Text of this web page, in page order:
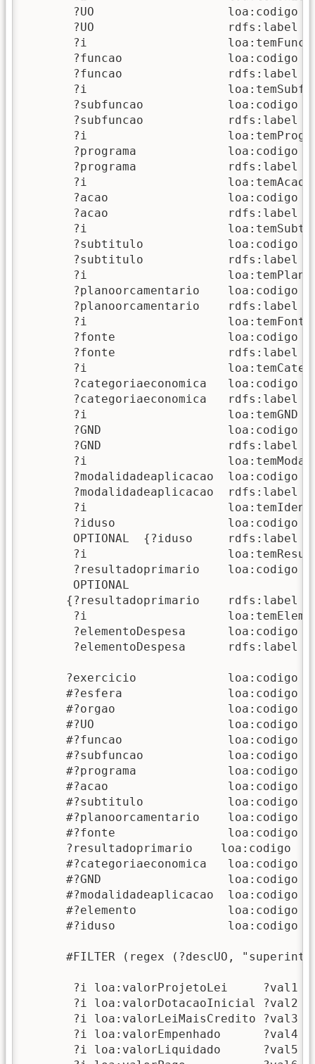
?UO                   loa:codigo
?UO                   rdfs:label
?i
?funcao               loa:codigo
?funcao               rdfs:label
?i
?subfuncao            loa:codigo
?subfuncao            rdfs:label
?i
?programa             loa:codigo
?programa             rdfs:label
?i                    loa:temAcao
?acao                 loa:codigo
?acao                 rdfs:label
?i
?subtitulo            loa:codigo
?subtitulo            rdfs:label
?i
?planoorcamentario    loa:codigo
?planoorcamentario    rdfs:label
?i
?fonte                loa:codigo
?fonte                rdfs:label
?i
?categoriaeconomica   loa:codigo
?categoriaeconomica   rdfs:label
?i                    loa:temGND
?GND                  loa:codigo
?GND                  rdfs:label
?i
?modalidadeaplicacao  loa:codigo
?modalidadeaplicacao  rdfs:label
?i
?iduso                loa:codigo
OPTIONAL  {?iduso     rdfs:label
?i
?resultadoprimario    loa:codigo
       OPTIONAL
{?resultadoprimario    rdfs:label
?i
?elementoDespesa      loa:codigo
?elementoDespesa      rdfs:label
?exercicio             loa:codigo
#?esfera               loa:codigo
#?orgao                loa:codigo
#?UO                   loa:codigo
#?funcao               loa:codigo
#?subfuncao            loa:codigo
#?programa             loa:codigo
#?acao                 loa:codigo
#?subtitulo            loa:codigo
#?planoorcamentario    loa:codigo
#?fonte                loa:codigo
?resultadoprimario    loa:codigo
#?categoriaeconomica   loa:codigo
#?GND                  loa:codigo
#?modalidadeaplicacao  loa:codigo
#?elemento             loa:codigo
#?iduso                loa:codigo
#FILTER (regex (?descUO,
       ?i loa:valorProjetoLei     ?val1 .
       ?i loa:valorDotacaoInicial ?val2 .
       ?i loa:valorLeiMaisCredito ?val3 .
       ?i loa:valorEmpenhado      ?val4 .
       ?i loa:valorLiquidado      ?val5 .